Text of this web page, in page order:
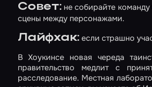
Совет:не собирайте команду
сцены между персонажами.
Лайфхак:если страшно
В Хоукинсе новая череда
правительство медлит с
расследование. Местная